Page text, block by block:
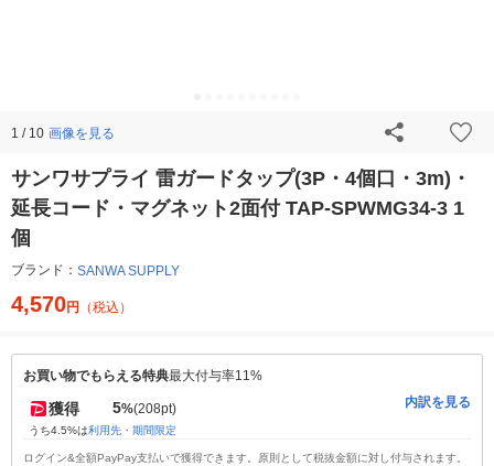
1 / 10 画像を見る
サンワサプライ 雷ガードタップ(3P・4個口・3m)・
延長コード・マグネット2面付 TAP-SPWMG34-3 1
個
ブランド： SANWA SUPPLY
4,570円 （税込）
お買い物でもらえる特典最大付与率11%
獲得 5%(208pt)
うち4.5%は利用先・期間限定
内訳を見る
ログイン&全額PayPay支払いで獲得できます。原則として税抜金額に対し付与されます。